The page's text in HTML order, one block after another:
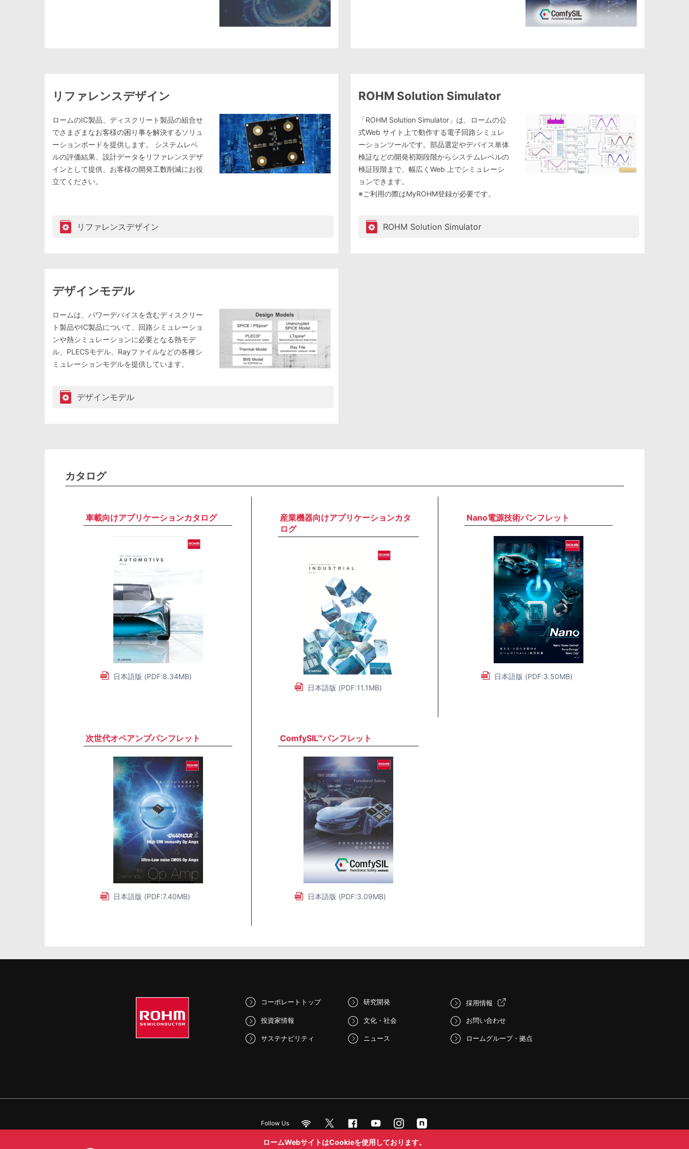
リファレンスデザイン
ロームのIC製品、ディスクリート製品の組合せ
でさまざまなお客様の困り事を解決するソリュ
ーションボードを提供します。 システムレベ
ルの評価結果、設計データをリファレンスデザ
インとして提供、お客様の開発工数削減にお役
立てください。
リファレンスデザイン
ROHM Solution Simulator
「ROHM Solution Simulator」は、ロームの公
式Web サイト上で動作する電子回路シミュレ
ーションツールです。部品選定やデバイス単体
検証などの開発初期段階からシステムレベルの
検証段階まで、幅広くWeb 上でシミュレーシ
ョンできます。
※ご利用の際はMyROHM登録が必要です。
ROHM Solution Simulator
デザインモデル
ロームは、パワーデバイスを含むディスクリー
ト製品やIC製品について、回路シミュレーショ
ンや熱シミュレーションに必要となる熱モデ
ル、PLECSモデル、Rayファイルなどの各種シ
ミュレーションモデルを提供しています。
デザインモデル
カタログ
車載向けアプリケーションカタログ
日本語版 (PDF:8.34MB)
産業機器向けアプリケーションカタ
ログ
日本語版 (PDF:11.1MB)
Nano電源技術パンフレット
日本語版 (PDF:3.50MB)
次世代オペアンプパンフレット
日本語版 (PDF:7.40MB)
ComfySIL™パンフレット
日本語版 (PDF:3.09MB)
コーポレートトップ
投資家情報
サステナビリティ
研究開発
文化・社会
ニュース
採用情報
お問い合わせ
ロームグループ・拠点
Follow Us
ロームWebサイトはCookieを使用しております。